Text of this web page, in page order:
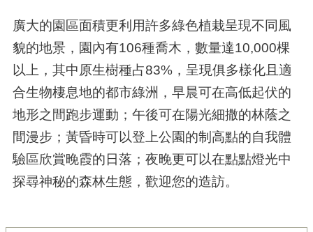
廣大的園區面積更利用許多綠色植栽呈現不同風
貌的地景，園內有106種喬木，數量達10,000棵
以上，其中原生樹種占83%，呈現俱多樣化且適
合生物棲息地的都市綠洲，早晨可在高低起伏的
地形之間跑步運動；午後可在陽光細撒的林蔭之
間漫步；黃昏時可以登上公園的制高點的自我體
驗區欣賞晚霞的日落；夜晚更可以在點點燈光中
探尋神秘的森林生態，歡迎您的造訪。